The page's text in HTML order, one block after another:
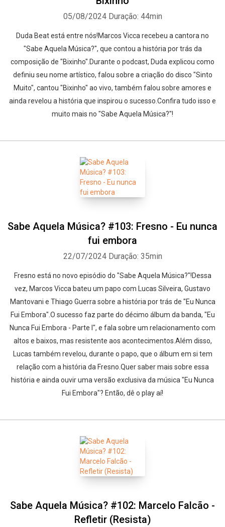
05/08/2024 Duração: 44min
Duda Beat está entre nós!Marcos Vicca recebeu a cantora no
"Sabe Aquela Música?", que contou a história por trás da
composição de "Bixinho".Durante o podcast, Duda explicou como
definiu seu nome artístico, falou sobre a criação do disco "Sinto
Muito", cantou "Bixinho" ao vivo, também falou sobre amores e
ainda revelou a história que inspirou o sucesso.Confira tudo isso e
muito mais no "Sabe Aquela Música?"!
Sabe Aquela Música? #103: Fresno - Eu nunca
fui embora
22/07/2024 Duração: 35min
Fresno está no novo episódio do "Sabe Aquela Música?"!Dessa
vez, Marcos Vicca bateu um papo com Lucas Silveira, Gustavo
Mantovani e Thiago Guerra sobre a história por trás de "Eu Nunca
Fui Embora".O sucesso faz parte do décimo álbum da banda, "Eu
Nunca Fui Embora - Parte I", e fala sobre um relacionamento com
altos e baixos, mas resistente aos acontecimentos.Além disso,
Lucas também revelou, durante o papo, que o álbum em si tem
relação com a história da Fresno.Quer saber mais sobre essa
história e ainda ouvir uma versão exclusiva da música "Eu Nunca
Fui Embora"? Então, dê o play aí!
Sabe Aquela Música? #102: Marcelo Falcão -
Refletir (Resista)